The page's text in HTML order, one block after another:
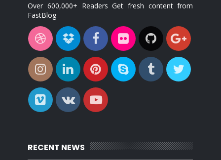
Over 600,000+ Readers Get fresh content from
FastBlog
RECENT NEWS